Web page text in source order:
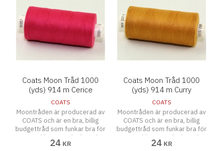
Coats Moon Tråd 1000
(yds) 914 m Cerice
COATS
Moontråden är producerad av
COATS och är en bra, billig
budgettråd som funkar bra för
symaskiner, overlocks och
även att sy för hand.
24 KR
Coats Moon Tråd 1000
(yds) 914 m Curry
COATS
Moontråden är producerad av
COATS och är en bra, billig
budgettråd som funkar bra för
symaskiner, overlocks och
även att sy för hand.
24 KR